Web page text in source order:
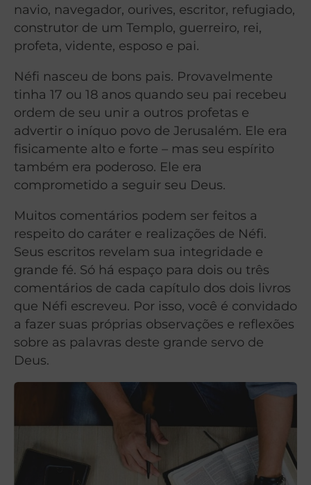
navio, navegador, ourives, escritor, refugiado,
construtor de um Templo, guerreiro, rei,
profeta, vidente, esposo e pai.
Néfi nasceu de bons pais. Provavelmente
tinha 17 ou 18 anos quando seu pai recebeu
ordem de seu unir a outros profetas e
advertir o iníquo povo de Jerusalém. Ele era
fisicamente alto e forte – mas seu espírito
também era poderoso. Ele era
comprometido a seguir seu Deus.
Muitos comentários podem ser feitos a
respeito do caráter e realizações de Néfi.
Seus escritos revelam sua integridade e
grande fé. Só há espaço para dois ou três
comentários de cada capítulo dos dois livros
que Néfi escreveu. Por isso, você é convidado
a fazer suas próprias observações e reflexões
sobre as palavras deste grande servo de
Deus.